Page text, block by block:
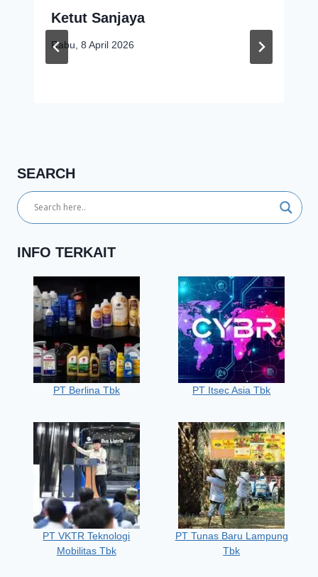
Ketut Sanjaya
Rabu, 8 April 2026
SEARCH
INFO TERKAIT
PT Berlina Tbk PT Itsec Asia Tbk
PT VKTR Teknologi
Mobilitas Tbk
PT Tunas Baru Lampung
Tbk